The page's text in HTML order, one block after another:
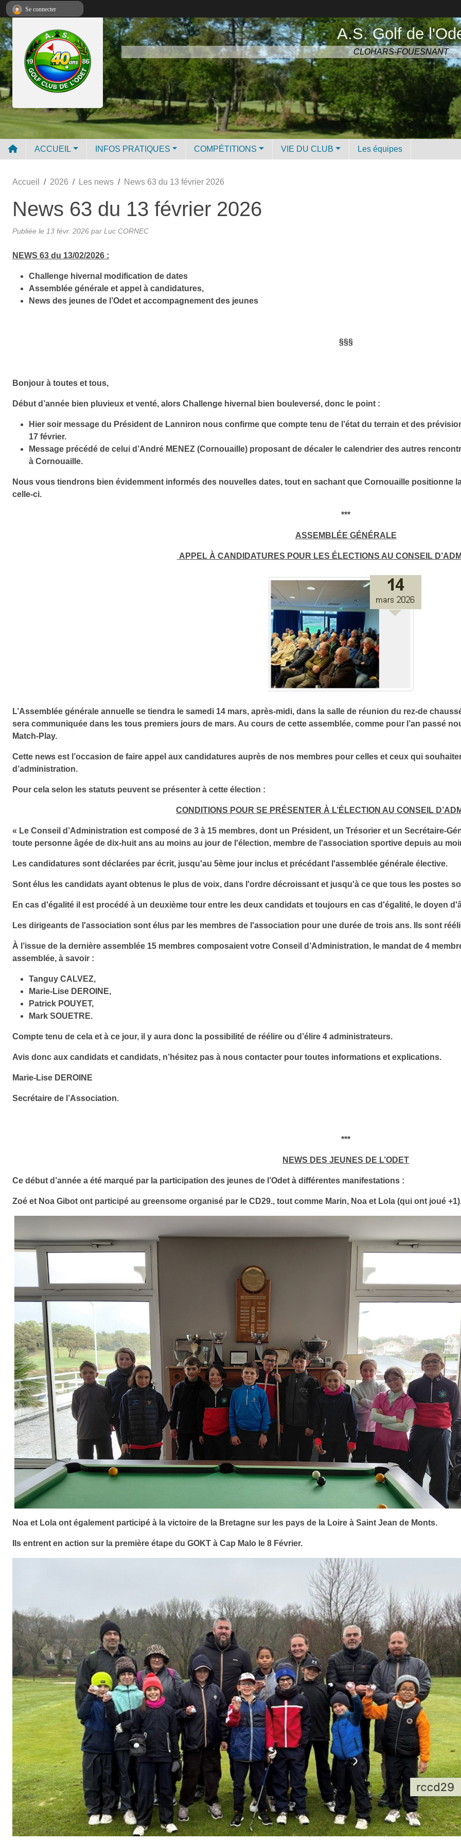
A.S. Golf de
CLOHARS-FOUESNANT
ACCUEIL INFOS PRATIQUES COMPÉTITIONS VIE DU CLUB Les équipes
Accueil 2026 Les news News 63 du 13 février 2026
News 63 du 13 février 2026
Publiée le 13 févr. 2026 par Luc CORNEC
NEWS 63 du 13/02/2026 :
Challenge hivernal modification de dates
Assemblée générale et appel à candidatures,
News des jeunes de l’Odet et accompagnement des jeunes
§§§
Bonjour à toutes et tous,
Début d’année bien pluvieux et venté, alors Challenge hivernal bien bouleversé, donc le point :
Hier soir message du Président de Lanniron nous confirme que compte tenu de l’état du terrain et des
17 février.
Message précédé de celui d’André MENEZ (Cornouaille) proposant de décaler le calendrier des autres
à Cornouaille.
Nous vous tiendrons bien évidemment informés des nouvelles dates, tout en sachant que Cornouaille positionne
celle-ci.
***
ASSEMBLÉE GÉNÉRALE
APPEL À CANDIDATURES POUR LES ÉLECTIONS AU CONSEIL
L’Assemblée générale annuelle se tiendra le samedi 14 mars, après-midi, dans la salle de réunion du rez-de
sera communiquée dans les tous premiers jours de mars. Au cours de cette assemblée, comme pour l’an passé
Match-Play.
Cette news est l’occasion de faire appel aux candidatures auprès de nos membres pour celles et ceux qui
d’administration.
Pour cela selon les statuts peuvent se présenter à cette élection :
CONDITIONS POUR SE PRÉSENTER À L’ÉLECTION AU CONSEIL
« Le Conseil d’Administration est composé de 3 à 15 membres, dont un Président, un Trésorier et un Secrétaire-
toute personne âgée de dix-huit ans au moins au jour de l'élection, membre de l'association sportive depuis au
Les candidatures sont déclarées par écrit, jusqu'au 5ème jour inclus et précédant l'assemblée générale élective.
Sont élus les candidats ayant obtenus le plus de voix, dans l'ordre décroissant et jusqu'à ce que tous les postes
En cas d'égalité il est procédé à un deuxième tour entre les deux candidats et toujours en cas d'égalité, le doyen
Les dirigeants de l'association sont élus par les membres de l'association pour une durée de trois ans. Ils sont
À l’issue de la dernière assemblée 15 membres composaient votre Conseil d’Administration, le mandat de 4
assemblée, à savoir :
Tanguy CALVEZ,
Marie-Lise DEROINE,
Patrick POUYET,
Mark SOUETRE.
Compte tenu de cela et à ce jour, il y aura donc la possibilité de réélire ou d’élire 4 administrateurs.
Avis donc aux candidats et candidats, n’hésitez pas à nous contacter pour toutes informations et explications.
Marie-Lise DEROINE
Secrétaire de l’Association.
***
NEWS DES JEUNES DE L’ODET
Ce début d’année a été marqué par la participation des jeunes de l’Odet à différentes manifestations :
Zoé et Noa Gibot ont participé au greensome organisé par le CD29., tout comme Marin, Noa et Lola (qui ont joué
Noa et Lola ont également participé à la victoire de la Bretagne sur les pays de la Loire à Saint Jean de Monts.
Ils entrent en action sur la première étape du GOKT à Cap Malo le 8 Février.
Se connecter
Panneau de gestion des cookies